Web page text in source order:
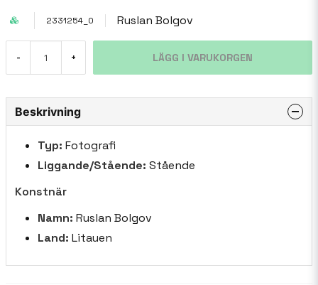
2331254_0 Ruslan Bolgov
- + LÄGG I VARUKORGEN
Beskrivning
Typ: Fotografi
Liggande/Stående: Stående
Konstnär
Namn: Ruslan Bolgov
Land: Litauen